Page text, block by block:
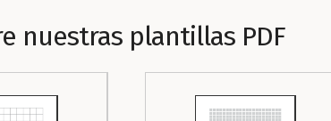
nuestras plantillas PDF